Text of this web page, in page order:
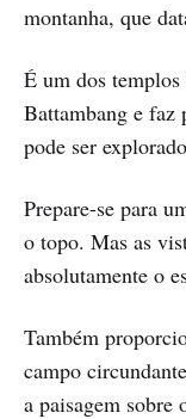
montanha, que
É um dos
Battambang e faz
pode ser
Prepare-se para
o topo. Mas as
absolutamente o
Também
campo
a paisagem sobre